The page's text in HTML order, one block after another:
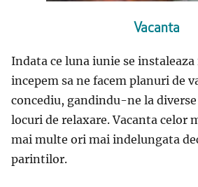
Vacanta
Indata ce luna iunie se
incepem sa ne facem planuri de
concediu, gandindu-ne la
locuri de relaxare. Vacanta celor
mai multe ori mai indelungata
parintilor.